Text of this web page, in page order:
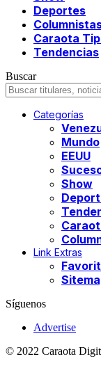
Deportes
Caraota
Tendencias
Buscar
Categorías
Mundo
EEUU
Show
Link Extras
Síguenos
Advertise
© 2022 Caraota